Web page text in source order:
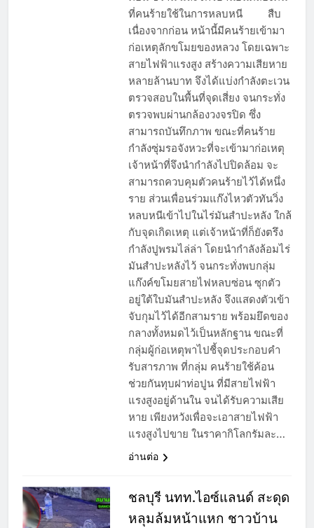
ที่คนร้ายใช้ในการหลบหนี สืบ
เนื่องจากก่อน หน้านี้มีคนร้ายเข้ามา
ก่อเหตุลักขโมยของหลวง โดยเฉพาะ
สายไฟฟ้าแรงสูง สร้างความเสียหาย
หลายล้านบาท จึงได้แบ่งกำลังตะเวน
ตรวจสอบในพื้นที่จุดเสี่ยง จนกระทั่ง
ตรวจพบผ่านกล้องวงจรปิด ซึ่ง
สามารถบันทึกภาพ ขณะที่คนร้าย
กำลังซุ่มรอจังหวะที่จะเข้ามาก่อเหตุ
เจ้าหน้าที่จึงนำกำลังไปปิดล้อม จะ
สามารถควบคุมตัวคนร้ายไว้ได้หนึ่ง
ราย ส่วนเพื่อนร่วมแก๊งไหวตัวทันวิ่ง
หลบหนีเข้าไปในไร่มันสำปะหลัง ใกล้
กับจุดเกิดเหตุ แต่เจ้าหน้าที่ก็ยังตรึง
กำลังปูพรมไล่ล่า โดยนำกำลังล้อมไร่
มันสำปะหลังไว้ จนกระทั่งพบกลุ่ม
แก๊งค์ขโมยสายไฟหลบซ่อน ซุกตัว
อยู่ใต้ใบมันสำปะหลัง จึงแสดงตัวเข้า
จับกุมไว้ได้อีกสามราย พร้อมยึดของ
กลางทั้งหมดไว้เป็นหลักฐาน ขณะที่
กลุ่มผู้ก่อเหตุพาไปชี้จุดประกอบคำ
รับสารภาพ ที่กลุ่ม คนร้ายใช้ค้อน
ช่วยกันทุบฝาท่อปูน ที่มีสายไฟฟ้า
แรงสูงอยู่ด้านใน จนได้รับความเสีย
หาย เพียงหวังเพื่อจะเอาสายไฟฟ้า
แรงสูงไปขาย ในราคากิโลกรัมละ…
อ่านต่อ
ชลบุรี นทท.ไอซ์แลนด์ สะดุด
หลุมล้มหน้าแหก ชาวบ้าน